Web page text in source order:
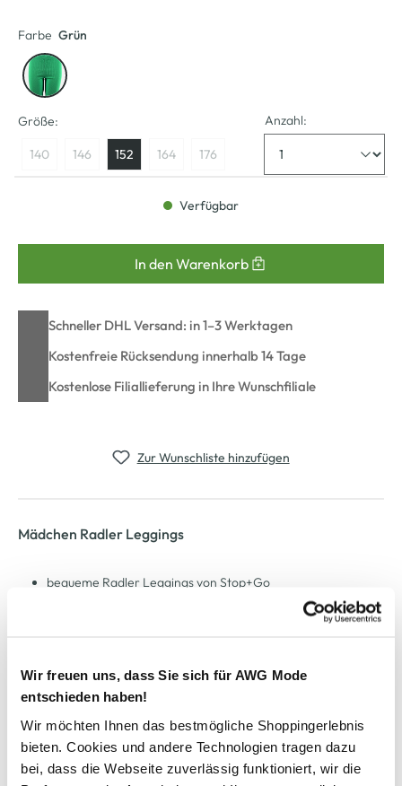
Wir freuen uns, dass Sie sich für AWG Mode
entschieden haben!
Wir möchten Ihnen das bestmögliche Shoppingerlebnis
bieten. Cookies und andere Technologien tragen dazu
bei, dass die Webseite zuverlässig funktioniert, wir die
Farbe Grün
Größe:
140 146 152 164 176
Anzahl:
Verfügbar
In den Warenkorb
Schneller DHL Versand: in 1–3 Werktagen
Kostenfreie Rücksendung innerhalb 14 Tage
Kostenlose Filiallieferung in Ihre Wunschfiliale
Zur Wunschliste hinzufügen
Mädchen Radler Leggings
bequeme Radler Leggings von Stop+Go
AWG Artikelnummer
890833-gruen-2